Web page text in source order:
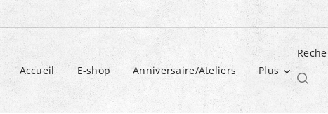
Accueil E-shop Anniversaire/Ateliers Plus